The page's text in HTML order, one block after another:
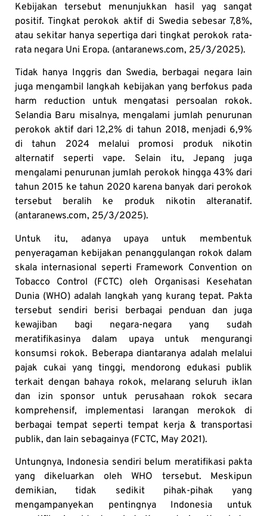
Kebijakan tersebut menunjukkan hasil yag sangat
positif. Tingkat perokok aktif di Swedia sebesar 7,8%,
atau sekitar hanya sepertiga dari tingkat perokok rata-
rata negara Uni Eropa. (antaranews.com, 25/3/2025).
Tidak hanya Inggris dan Swedia, berbagai negara lain
juga mengambil langkah kebijakan yang berfokus pada
harm reduction untuk mengatasi persoalan rokok.
Selandia Baru misalnya, mengalami jumlah penurunan
perokok aktif dari 12,2% di tahun 2018, menjadi 6,9%
di tahun 2024 melalui promosi produk nikotin
alternatif seperti vape. Selain itu, Jepang juga
mengalami penurunan jumlah perokok hingga 43% dari
tahun 2015 ke tahun 2020 karena banyak dari perokok
tersebut beralih ke produk nikotin alteranatif.
(antaranews.com, 25/3/2025).
Untuk itu, adanya upaya untuk membentuk
penyeragaman kebijakan penanggulangan rokok dalam
skala internasional seperti Framework Convention on
Tobacco Control (FCTC) oleh Organisasi Kesehatan
Dunia (WHO) adalah langkah yang kurang tepat. Pakta
tersebut sendiri berisi berbagai penduan dan juga
kewajiban bagi negara-negara yang sudah
meratifikasinya dalam upaya untuk mengurangi
konsumsi rokok. Beberapa diantaranya adalah melalui
pajak cukai yang tinggi, mendorong edukasi publik
terkait dengan bahaya rokok, melarang seluruh iklan
dan izin sponsor untuk perusahaan rokok secara
komprehensif, implementasi larangan merokok di
berbagai tempat seperti tempat kerja & transportasi
publik, dan lain sebagainya (FCTC, May 2021).
Untungnya, Indonesia sendiri belum meratifikasi pakta
yang dikeluarkan oleh WHO tersebut. Meskipun
demikian, tidak sedikit pihak-pihak yang
mengampanyekan pentingnya Indonesia untuk